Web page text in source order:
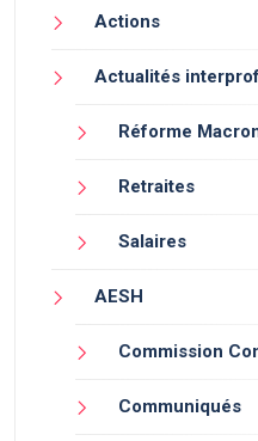
Actions
Actualités
Réforme
Retraites
Salaires
AESH
Commission
Communiqués